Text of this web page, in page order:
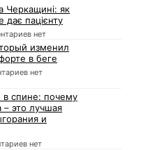
Черкащині: як
дає пацієнту
нет
изменил
в беге
нет
спине: почему
это лучшая
и
нет